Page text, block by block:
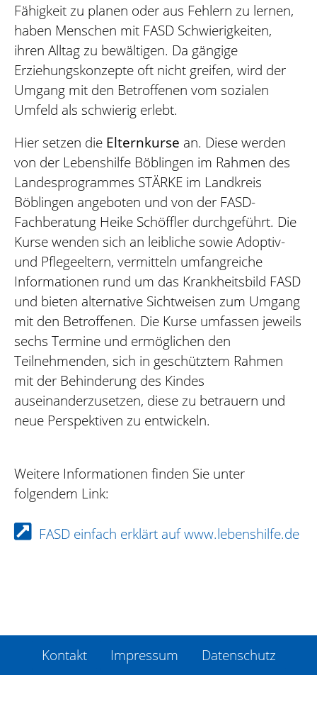
Fähigkeit zu planen oder aus Fehlern zu lernen,
haben Menschen mit FASD Schwierigkeiten,
ihren Alltag zu bewältigen. Da gängige
Erziehungskonzepte oft nicht greifen, wird der
Umgang mit den Betroffenen vom sozialen
Umfeld als schwierig erlebt.
Hier setzen die Elternkurse an. Diese werden
von der Lebenshilfe Böblingen im Rahmen des
Landesprogrammes STÄRKE im Landkreis
Böblingen angeboten und von der FASD-
Fachberatung Heike Schöffler durchgeführt. Die
Kurse wenden sich an leibliche sowie Adoptiv-
und Pflegeeltern, vermitteln umfangreiche
Informationen rund um das Krankheitsbild FASD
und bieten alternative Sichtweisen zum Umgang
mit den Betroffenen. Die Kurse umfassen jeweils
sechs Termine und ermöglichen den
Teilnehmenden, sich in geschütztem Rahmen
mit der Behinderung des Kindes
auseinanderzusetzen, diese zu betrauern und
neue Perspektiven zu entwickeln.
Weitere Informationen finden Sie unter
folgendem Link:
FASD einfach erklärt auf www.lebenshilfe.de
Kontakt Impressum Datenschutz